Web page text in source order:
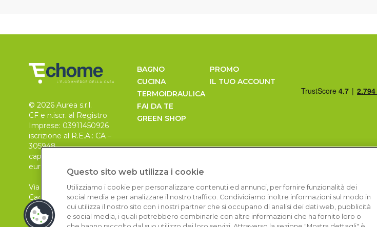
© 2026 Aurea s.r.l.
CF e n.iscr. al Registro
Imprese: 03911450926
iscrizione al R.E.A.: CA –
305948
capitale sociale 30.000
euro, i.v.
Via Pietro Leo n. 6
Cagliari
09129
BAGNO
CUCINA
TERMOIDRAULICA
FAI DA TE
GREEN SHOP
PROMO
IL TUO ACCOUNT
Questo sito web utilizza i cookie
Utilizziamo i cookie per personalizzare contenuti ed annunci, per fornire funzionalità dei
social media e per analizzare il nostro traffico. Condividiamo inoltre informazioni sul modo in
cui utilizza il nostro sito con i nostri partner che si occupano di analisi dei dati web, pubblicità
e social media, i quali potrebbero combinarle con altre informazioni che ha fornito loro o